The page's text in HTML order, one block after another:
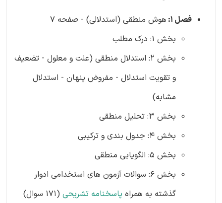
فصل 1:
هوش منطقی (استدلالی) - صفحه 7
بخش 1: درک مطلب
بخش 2: استدلال منطقی (علت و معلول - تضعیف
و تقویت استدلال - مفروض پنهان - استدلال
مشابه)
بخش 3: تحلیل منطقی
بخش 4: جدول بندی و ترکیبی
بخش 5: الگویابی منطقی
بخش 6: سوالات آزمون های استخدامی ادوار
گذشته به همراه پاسخنامه تشریحی (171 سوال)